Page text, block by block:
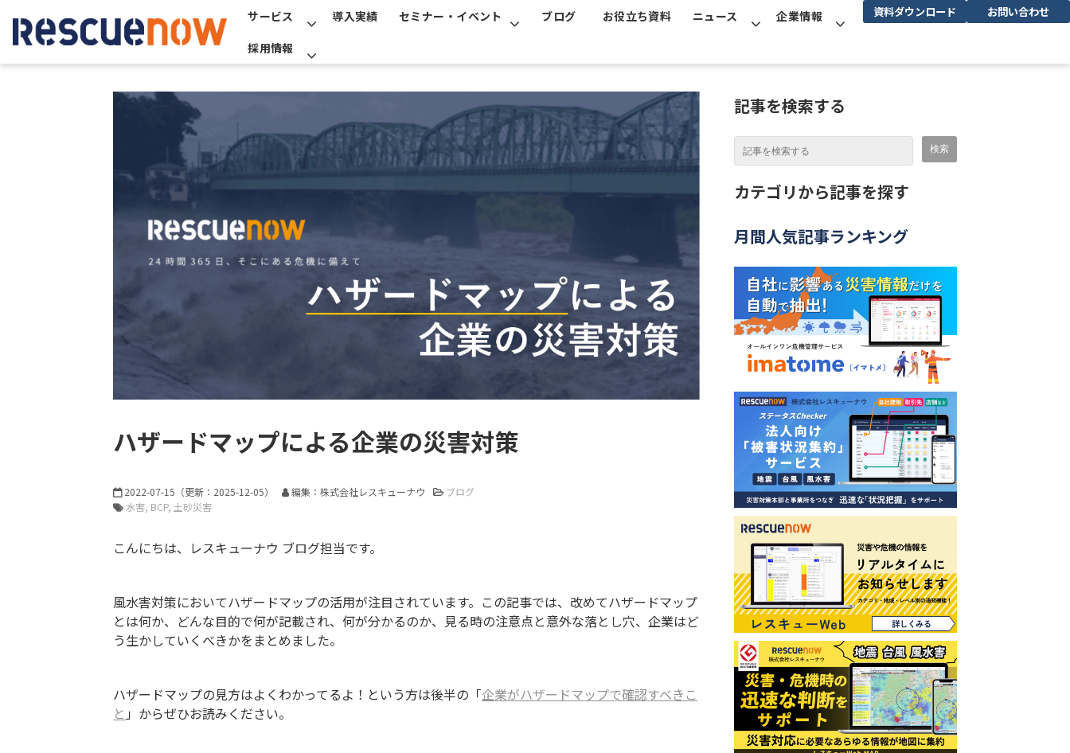
サービス 導入実績 セミナー・イベント ブログ お役立ち資料 ニュース
企業情報
採用情報
資料ダウンロード お問い合わせ
ハザードマップによる企業の災害対策
2022-07-15 （更新： 2025-12-05） 編集：株式会社レスキューナウ
ブログ
水害 BCP 土砂災害
こんにちは、レスキューナウ ブログ担当です。
風水害対策においてハザードマップの活用が注目されています。この記事では、改めてハザードマップ
とは何か、どんな目的で何が記載され、何が分かるのか、見る時の注意点と意外な落とし穴、企業はど
う生かしていくべきかをまとめました。
ハザードマップの見方はよくわかってるよ！という方は後半の「企業がハザードマップで確認すべきこ
と 」からぜひお読みください。
記事を検索する
カテゴリから記事を探す
月間人気記事ランキング